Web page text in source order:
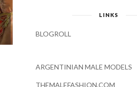
COMPARSA SAPUCA...
LINKS
BLOGROLL
ARGENTINIAN MALE MODELS
THEMALEFASHION.COM